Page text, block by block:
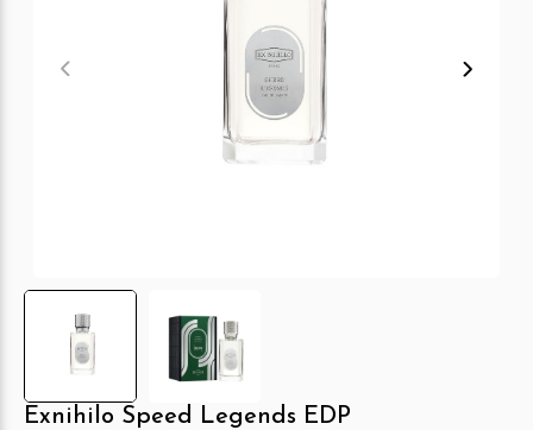
Exnihilo Speed Legends EDP